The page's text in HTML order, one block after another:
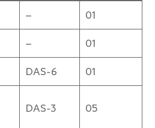
– 01
– 01
DAS-6 01
DAS-3 05